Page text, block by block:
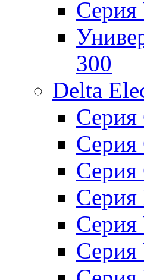
Серия
300
Delta
Серия
Серия
Серия